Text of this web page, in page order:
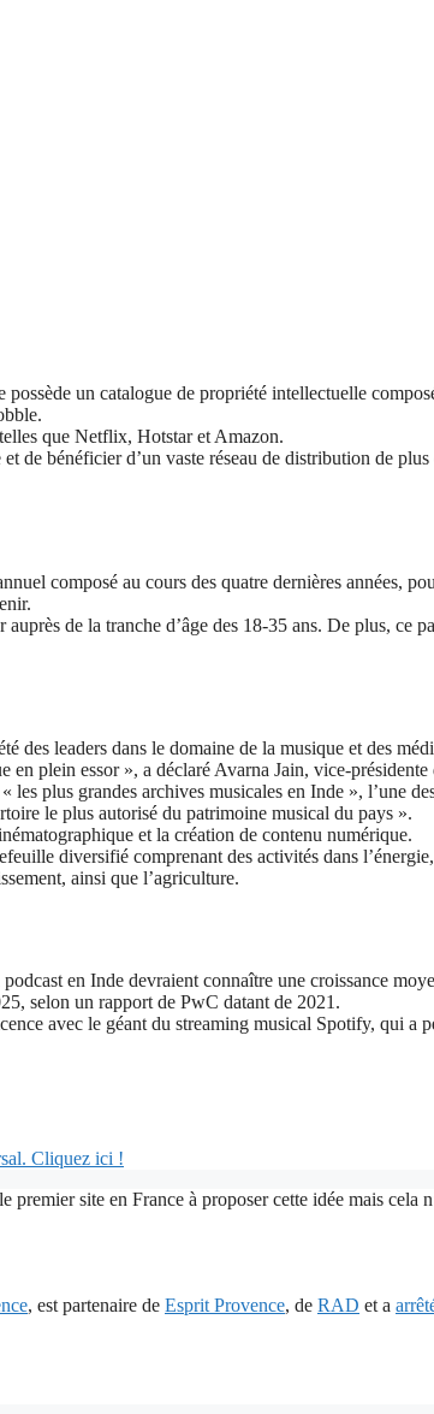
un catalogue de propriété intellectuelle
que Netflix, Hotstar et Amazon.
de bénéficier d’un vaste réseau de distribution de
composé au cours des quatre dernières années,
de la tranche d’âge des 18-35 ans. De plus, ce
leaders dans le domaine de la musique et des
plein essor », a déclaré Avarna Jain, vice-présidente
plus grandes archives musicales en Inde », l’une
le plus autorisé du patrimoine musical du pays ».
et la création de contenu numérique.
diversifié comprenant des activités dans
ainsi que l’agriculture.
en Inde devraient connaître une croissance
selon un rapport de PwC datant de 2021.
avec le géant du streaming musical Spotify, qui a
Cliquez ici !
site en France à proposer cette idée mais cela
, est partenaire de Esprit Provence, de RAD et a